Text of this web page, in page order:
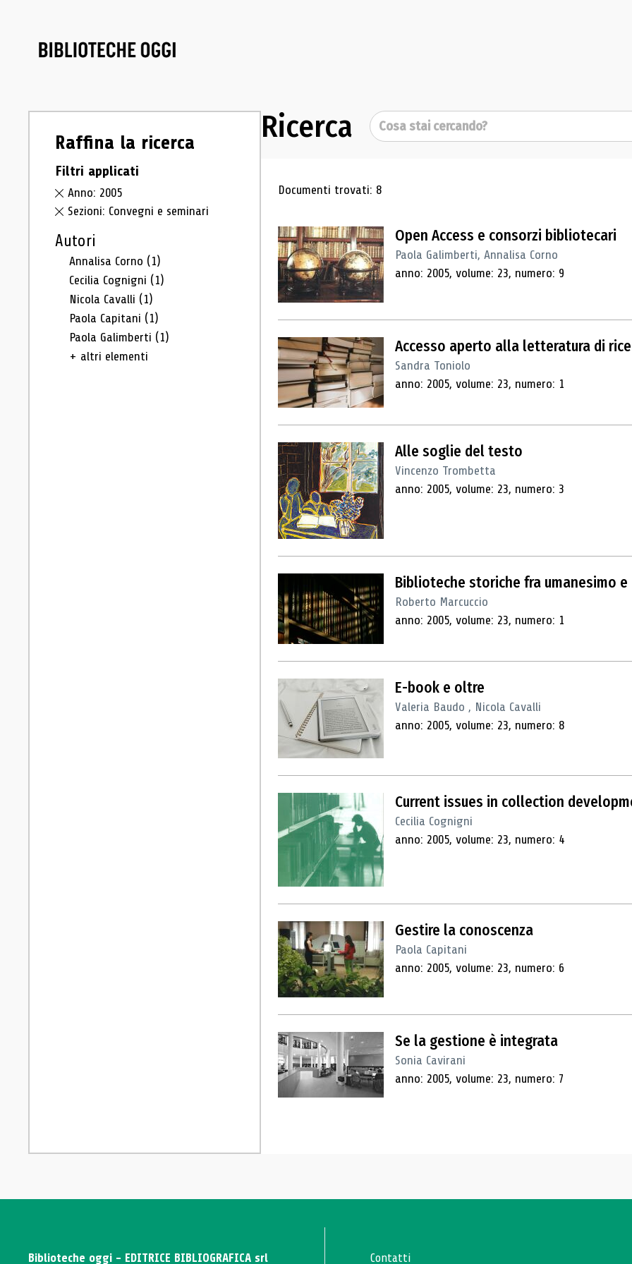
Raffina la ricerca
Filtri applicati
Anno: 2005
Sezioni: Convegni e seminari
Autori
Annalisa Corno (1)
Cecilia Cognigni (1)
Nicola Cavalli (1)
Paola Capitani (1)
Paola Galimberti (1)
+ altri elementi
Ricerca Cerca
Risultati di ricerca
Documenti trovati: 8
Open Access e consorzi bibliotecari
Paola Galimberti, Annalisa Corno
anno: 2005, volume: 23, numero: 9
Accesso aperto alla letteratura di
Sandra Toniolo
anno: 2005, volume: 23, numero: 1
Alle soglie del testo
Vincenzo Trombetta
anno: 2005, volume: 23, numero: 3
Biblioteche storiche fra umanesimo
Roberto Marcuccio
anno: 2005, volume: 23, numero: 1
E-book e oltre
Valeria Baudo , Nicola Cavalli
anno: 2005, volume: 23, numero: 8
Current issues in collection
Cecilia Cognigni
anno: 2005, volume: 23, numero: 4
Gestire la conoscenza
Paola Capitani
anno: 2005, volume: 23, numero: 6
Se la gestione è integrata
Sonia Cavirani
anno: 2005, volume: 23, numero: 7
Biblioteche oggi - EDITRICE BIBLIOGRAFICA srl Contatti